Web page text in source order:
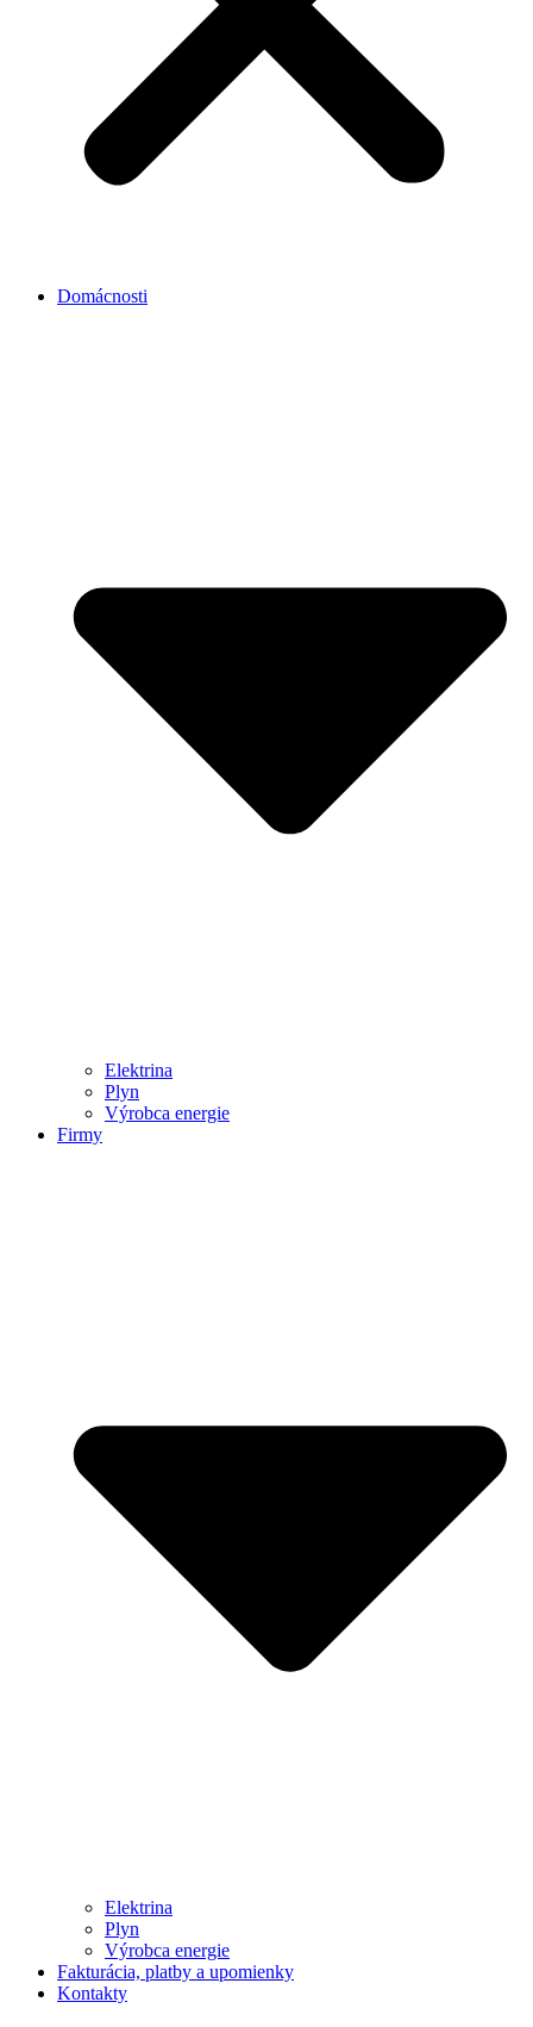
Domácnosti
Elektrina
Plyn
Výrobca energie
Firmy
Elektrina
Plyn
Výrobca energie
Fakturácia, platby a upomienky
Kontakty